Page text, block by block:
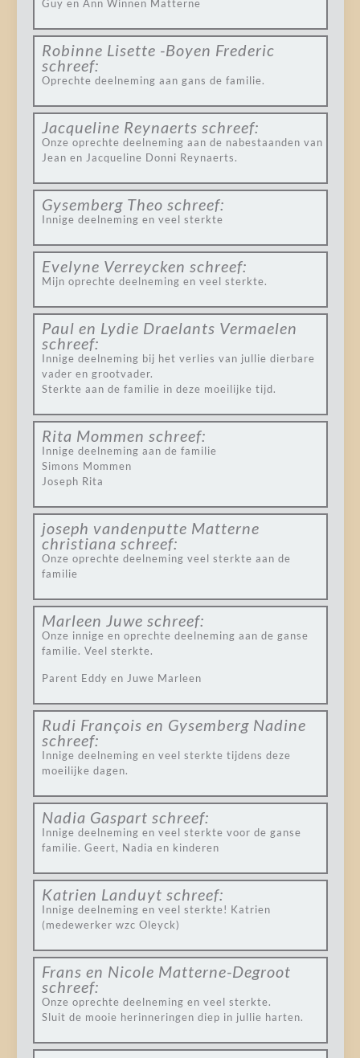
Guy en Ann Winnen Matterne
Robinne Lisette -Boyen Frederic
schreef:
Oprechte deelneming aan gans de familie.
Jacqueline Reynaerts schreef:
Onze oprechte deelneming aan de nabestaanden van
Jean en Jacqueline Donni Reynaerts.
Gysemberg Theo schreef:
Innige deelneming en veel sterkte
Evelyne Verreycken schreef:
Mijn oprechte deelneming en veel sterkte.
Paul en Lydie Draelants Vermaelen
schreef:
Innige deelneming bij het verlies van jullie dierbare
vader en grootvader.
Sterkte aan de familie in deze moeilijke tijd.
Rita Mommen schreef:
Innige deelneming aan de familie
Simons Mommen
Joseph Rita
joseph vandenputte Matterne
christiana schreef:
Onze oprechte deelneming veel sterkte aan de
familie
Marleen Juwe schreef:
Onze innige en oprechte deelneming aan de ganse
familie. Veel sterkte.
Parent Eddy en Juwe Marleen
Rudi François en Gysemberg Nadine
schreef:
Innige deelneming en veel sterkte tijdens deze
moeilijke dagen.
Nadia Gaspart schreef:
Innige deelneming en veel sterkte voor de ganse
familie. Geert, Nadia en kinderen
Katrien Landuyt schreef:
Innige deelneming en veel sterkte! Katrien
(medewerker wzc Oleyck)
Frans en Nicole Matterne-Degroot
schreef:
Onze oprechte deelneming en veel sterkte.
Sluit de mooie herinneringen diep in jullie harten.